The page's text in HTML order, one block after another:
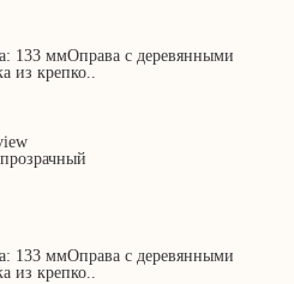
133 ммОправа с деревянными
из крепко..
133 ммОправа с деревянными
из крепко..